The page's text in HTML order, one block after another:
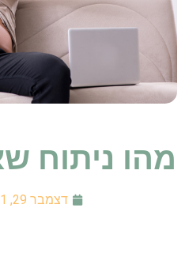
מהו ניתוח
דצמבר 29, 2021